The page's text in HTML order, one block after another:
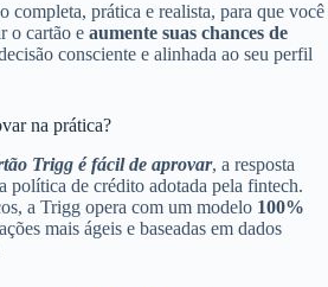
completa, prática e realista, para que você
o cartão e aumente suas chances de
consciente e alinhada ao seu perfil
na prática?
Trigg é fácil de aprovar, a resposta
política de crédito adotada pela fintech.
a Trigg opera com um modelo 100%
mais ágeis e baseadas em dados